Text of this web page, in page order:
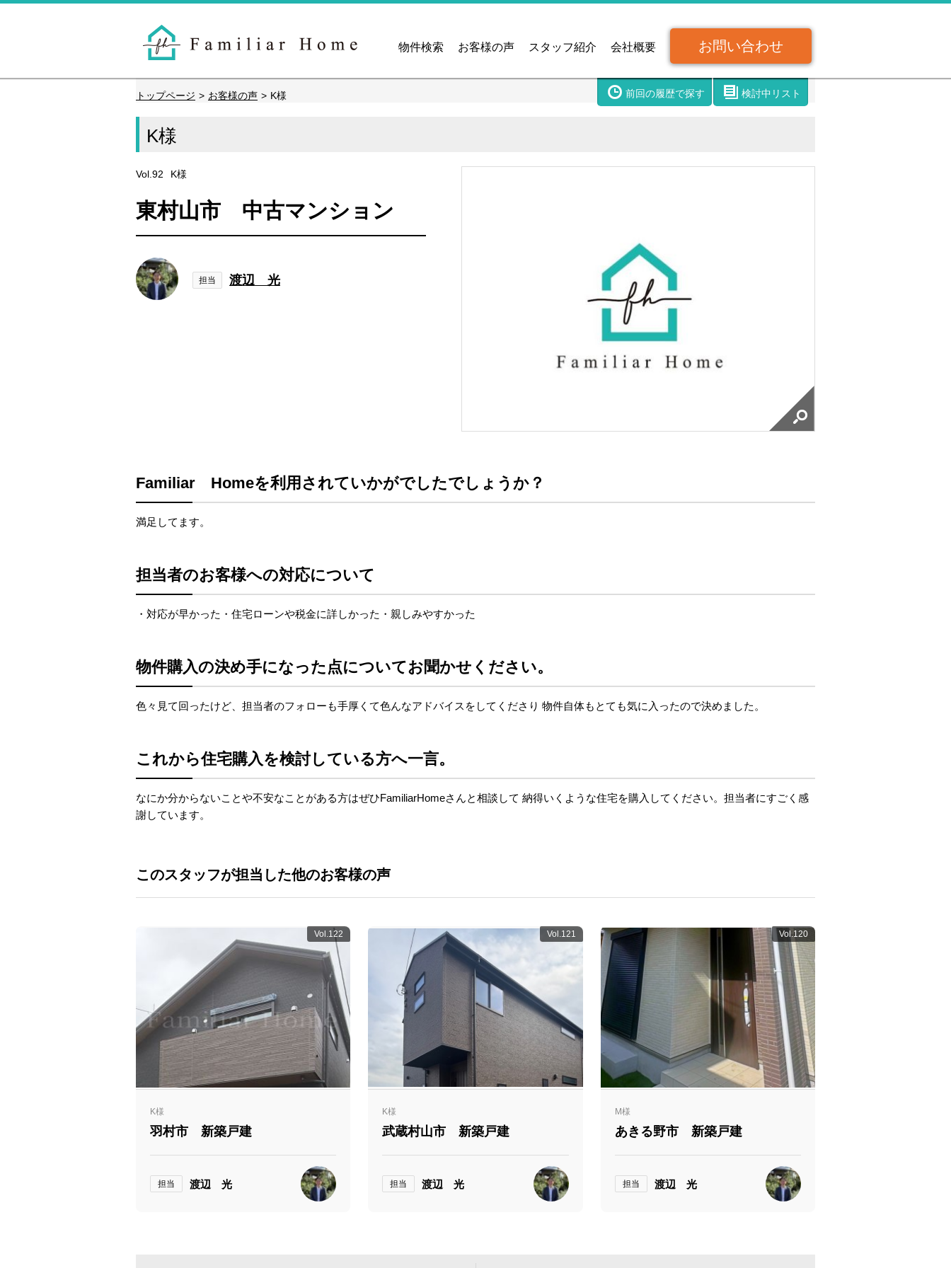
物件検索 お客様の声 スタッフ紹介 会社概要 お問い合わせ
前回の履歴で探す 検討中リスト
トップページ お客様の声 K様
K様
Vol.92 K様
東村山市 中古マンション
担当 渡辺 光
Familiar Homeを利用されていかがでしたでしょうか？
満足してます。
担当者のお客様への対応について
・対応が早かった・住宅ローンや税金に詳しかった・親しみやすかった
物件購入の決め手になった点についてお聞かせください。
色々見て回ったけど、担当者のフォローも手厚くて色んなアドバイスをしてくださり 物件自体もとても気に入ったので決めました。
これから住宅購入を検討している方へ一言。
なにか分からないことや不安なことがある方はぜひFamiliarHomeさんと相談して 納得いくような住宅を購入してください。担当者にすごく感
謝しています。
このスタッフが担当した他のお客様の声
Vol.122
K様
羽村市 新築戸建
担当 渡辺 光
Vol.121
K様
武蔵村山市 新築戸建
担当 渡辺 光
Vol.120
M様
あきる野市 新築戸建
担当 渡辺 光